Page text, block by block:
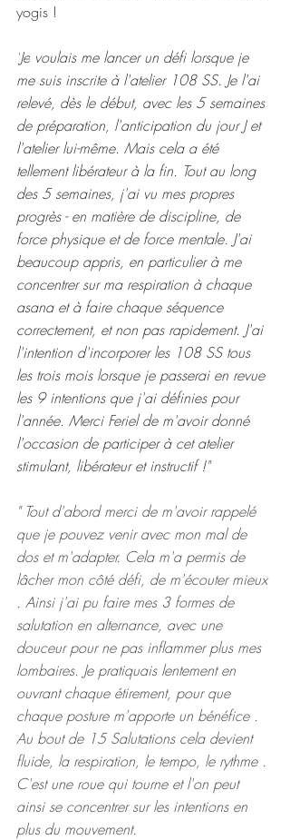
yogis !
"Je voulais me lancer un défi lorsque je
me suis inscrite à l'atelier 108 SS. Je l'ai
relevé, dès le début, avec les 5 semaines
de préparation, l'anticipation du jour J et
l'atelier lui-même. Mais cela a été
tellement libérateur à la fin. Tout au long
des 5 semaines, j'ai vu mes propres
progrès - en matière de discipline, de
force physique et de force mentale. J'ai
beaucoup appris, en particulier à me
concentrer sur ma respiration à chaque
asana et à faire chaque séquence
correctement, et non pas rapidement. J'ai
l'intention d'incorporer les 108 SS tous
les trois mois lorsque je passerai en revue
les 9 intentions que j'ai définies pour
l'année. Merci Feriel de m'avoir donné
l'occasion de participer à cet atelier
stimulant, libérateur et instructif !"
" Tout d'abord merci de m'avoir rappelé
que je pouvez venir avec mon mal de
dos et m'adapter. Cela m'a permis de
lâcher mon côté défi, de m'écouter mieux
. Ainsi j'ai pu faire mes 3 formes de
salutation en alternance, avec une
douceur pour ne pas inflammer plus mes
lombaires. Je pratiquais lentement en
ouvrant chaque étirement, pour que
chaque posture m'apporte un bénéfice .
Au bout de 15 Salutations cela devient
fluide, la respiration, le tempo, le rythme .
C'est une roue qui tourne et l'on peut
ainsi se concentrer sur les intentions en
plus du mouvement.